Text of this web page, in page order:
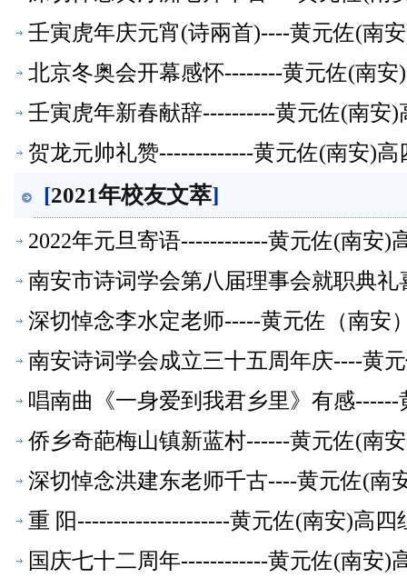
壬寅虎年庆元宵(诗兩首)----黄元佐(南
北京冬奥会开幕感怀--------黄元佐(南
壬寅虎年新春献辞----------黄元佐(南安
贺龙元帅礼赞-------------黄元佐(南安)
[2021年校友文萃]
2022年元旦寄语------------黄元佐(南安
南安市诗词学会第八届理事会就职典
【校友文萃】
深切悼念李水定老师-----黄元佐（南安
南安诗词学会成立三十五周年庆----黄
萃】
唱南曲《一身爱到我君乡里》有感
萃】
侨乡奇葩梅山镇新蓝村------黄元佐(南
深切悼念洪建东老师千古----黄元佐(南
重 阳---------------------黄元佐(南安)高
国庆七十二周年------------黄元佐(南安)